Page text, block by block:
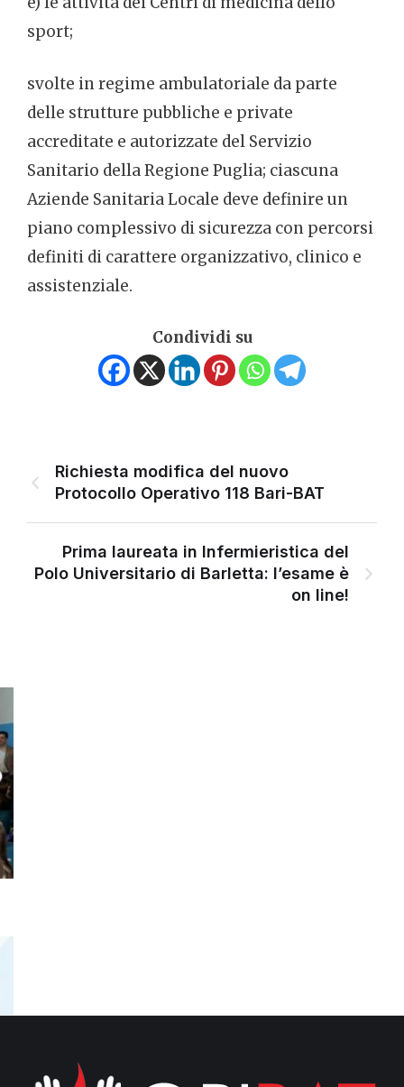
sport;
svolte in regime ambulatoriale da parte
delle strutture pubbliche e private
accreditate e autorizzate del Servizio
Sanitario della Regione Puglia; ciascuna
Aziende Sanitaria Locale deve definire un
piano complessivo di sicurezza con percorsi
definiti di carattere organizzativo, clinico e
assistenziale.
Condividi su
Richiesta modifica del nuovo
Protocollo Operativo 118 Bari-BAT
Prima laureata in Infermieristica del
Polo Universitario di Barletta: l’esame è
on line!